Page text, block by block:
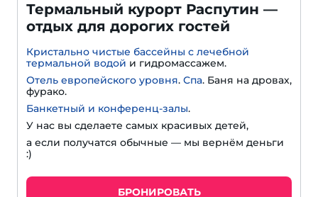
Термальный курорт Распутин —
отдых для дорогих гостей
Кристально чистые бассейны с лечебной
термальной водой и гидромассажем.
Отель европейского уровня. Спа. Баня на дровах,
фурако.
Банкетный и конференц-залы.
У нас вы сделаете самых красивых детей,
а если получатся обычные — мы вернём деньги
:)
БРОНИРОВАТЬ